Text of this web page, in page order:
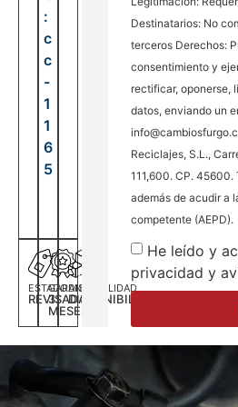
ESTADO
REVISADA
GARANTÍA
3
MESES
DISPONILIDAD
DISPONIBILIDAD
:
c
c
-
1
1
6
5
Destinatarios: No
terceros Derechos:
consentimiento y
rectificar, oponerse,
datos, enviando un
Reciclajes, S.L.,
111,600. CP. 45600.
además de acudir a
competente (AEPD).
He leído y
privacidad y